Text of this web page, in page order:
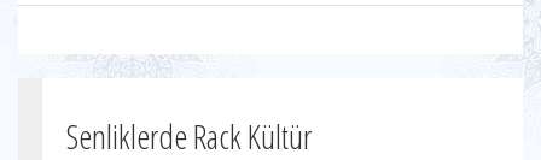
Senliklerde Rack Kültür